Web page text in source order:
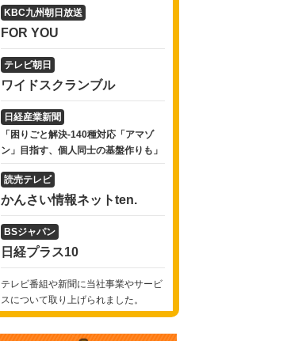
KBC九州朝日放送
FOR YOU
テレビ朝日
ワイドスクランブル
日経産業新聞
「困りごと解決-140種対応「アマゾ
ン」目指す、個人同士の基盤作りも」
読売テレビ
かんさい情報ネットten.
BSジャパン
日経プラス10
テレビ番組や新聞に当社事業やサービ
スについて取り上げられました。